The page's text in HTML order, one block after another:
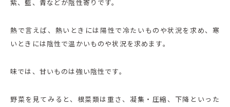
紫、藍、青などが陰性寄りです。
熱で言えば、熱いときには陽性で冷たいものや状況を求め、寒
いときには陰性で温かいものや状況を求めます。
味では、甘いものは強い陰性です。
野菜を見てみると、根菜類は重さ、凝集・圧縮、下降といった